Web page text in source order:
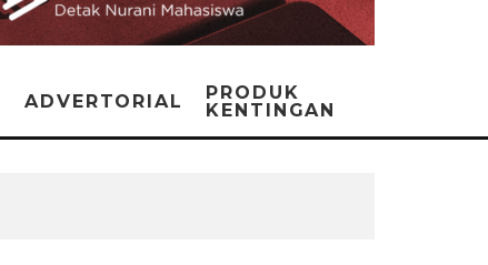
ADVERTORIAL
PRODUK
KENTINGAN